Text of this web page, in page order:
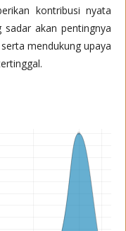
kontribusi nyata
akan pentingnya
mendukung upaya